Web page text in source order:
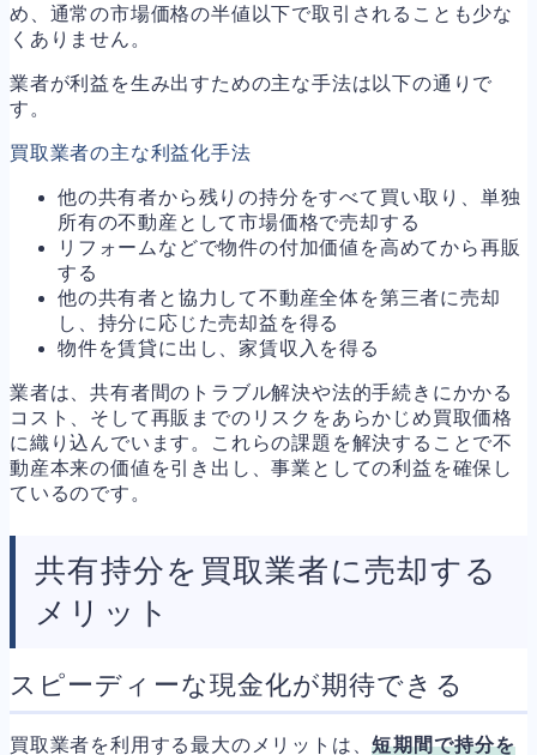
め、通常の市場価格の半値以下で取引されることも少な
くありません。
業者が利益を生み出すための主な手法は以下の通りで
す。
買取業者の主な利益化手法
他の共有者から残りの持分をすべて買い取り、単独
所有の不動産として市場価格で売却する
リフォームなどで物件の付加価値を高めてから再販
する
他の共有者と協力して不動産全体を第三者に売却
し、持分に応じた売却益を得る
物件を賃貸に出し、家賃収入を得る
業者は、共有者間のトラブル解決や法的手続きにかかる
コスト、そして再販までのリスクをあらかじめ買取価格
に織り込んでいます。これらの課題を解決することで不
動産本来の価値を引き出し、事業としての利益を確保し
ているのです。
共有持分を買取業者に売却する
メリット
スピーディーな現金化が期待できる
買取業者を利用する最大のメリットは、短期間で持分を